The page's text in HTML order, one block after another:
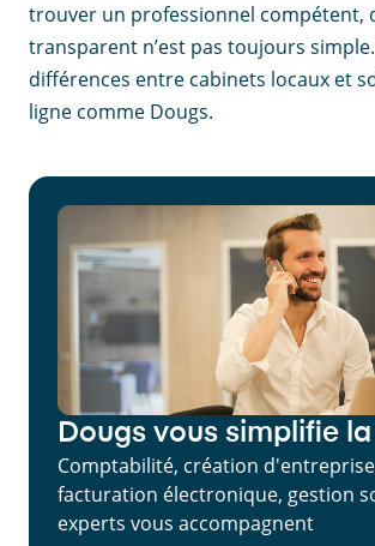
trouver un professionnel compétent,
transparent n’est pas toujours
différences entre cabinets locaux et
ligne comme Dougs.
Dougs vous simplifie
Comptabilité, création
facturation électronique, gestion
experts vous accompagnent